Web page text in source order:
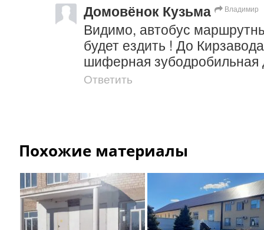
Домовёнок Кузьма Владимир
Видимо, автобус
будет ездить ! До
шиферная зубодробильная
Ответить
Похожие материалы